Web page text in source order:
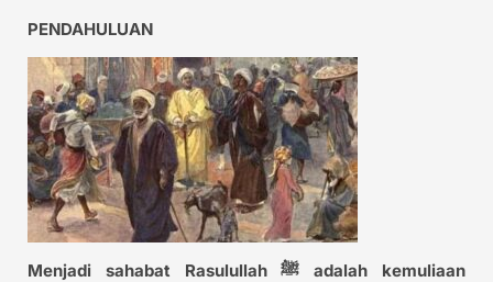
PENDAHULUAN
Menjadi sahabat Rasulullah ﷺ adalah kemuliaan